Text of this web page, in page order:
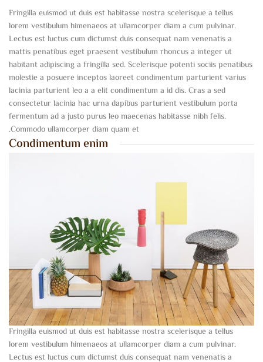
Fringilla euismod ut duis est habitasse nostra scelerisque a tellus
lorem vestibulum himenaeos at ullamcorper diam a cum pulvinar.
Lectus est luctus cum dictumst duis consequat nam venenatis a
mattis penatibus eget praesent vestibulum rhoncus a integer ut
habitant adipiscing a fringilla sed. Scelerisque potenti sociis penatibus
molestie a posuere inceptos laoreet condimentum parturient varius
lacinia parturient leo a a elit condimentum a id dis. Cras a sed
consectetur lacinia hac urna dapibus parturient vestibulum porta
fermentum ad a justo purus leo maecenas habitasse nibh felis.
Commodo ullamcorper diam quam et.
Condimentum enim
Fringilla euismod ut duis est habitasse nostra scelerisque a tellus
lorem vestibulum himenaeos at ullamcorper diam a cum pulvinar.
Lectus est luctus cum dictumst duis consequat nam venenatis a